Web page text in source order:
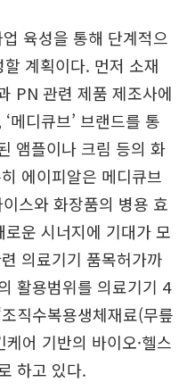
육성을 통해 단계적으
할 계획이다. 먼저 소재
PN 관련 제품 제조사에
메디큐브’ 브랜드를 통
앰플이나 크림 등의 화
에이피알은 메디큐브
스와 화장품의 병용 효
운 시너지에 기대가 모
의료기기 품목허가까
활용범위를 의료기기 4
직수복용생체재료(무릎
어 기반의 바이오·헬스
하고 있다.